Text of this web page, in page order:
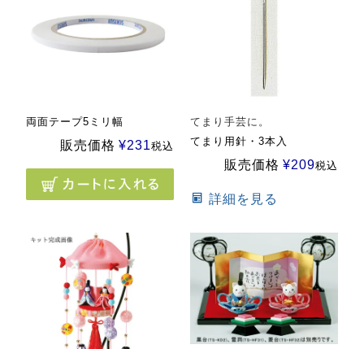
両面テープ5ミリ幅
販売価格 ¥231税込
てまり手芸に。
てまり用針・3本入
販売価格 ¥209税込
詳細を見る